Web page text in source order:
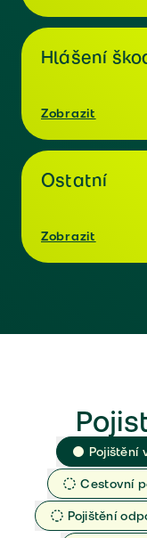
Hlášení
Zobrazit
Ostatní
Zobrazit
Pojištění
Cestovní
Pojištění